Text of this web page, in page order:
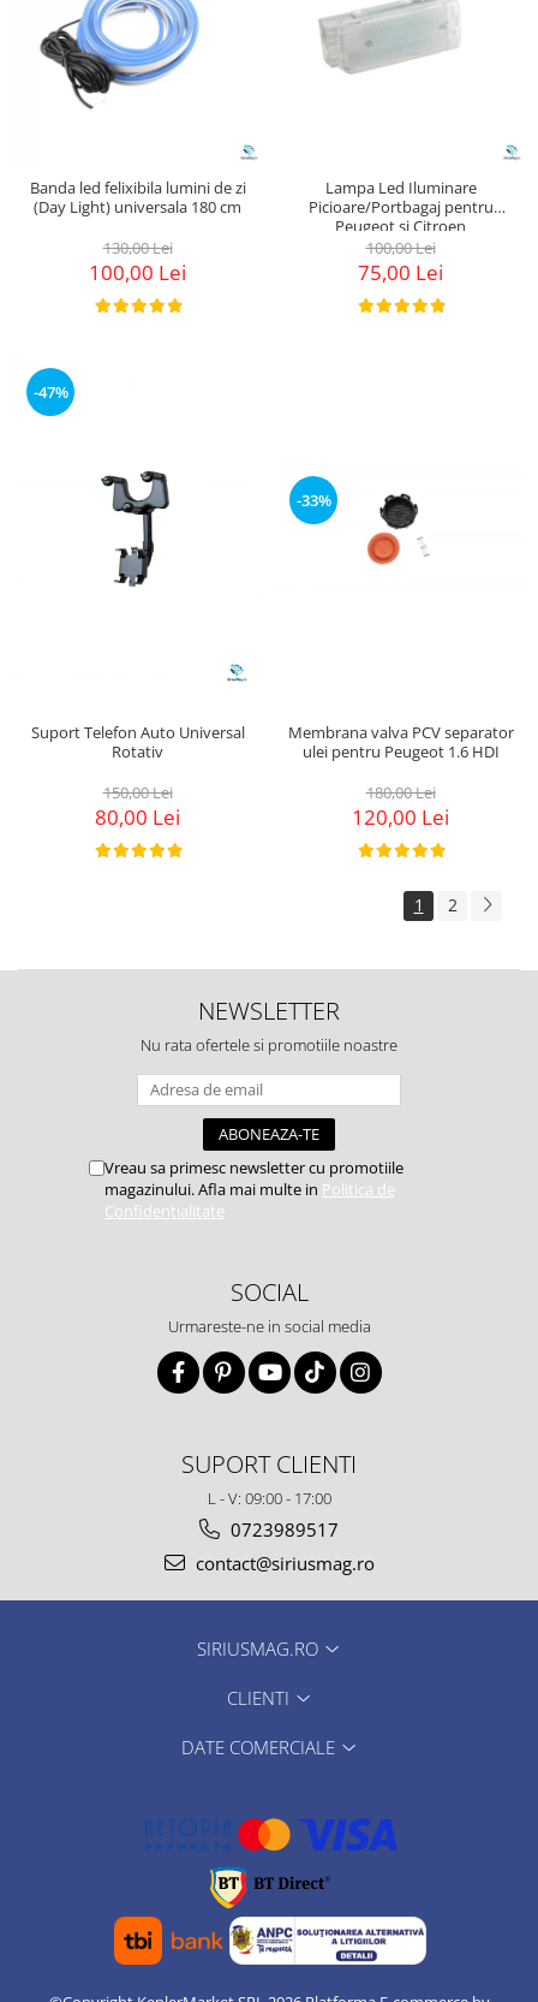
Banda led felixibila lumini de zi
(Day Light) universala 180 cm
130,00 Lei
100,00 Lei
Lampa Led Iluminare
Picioare/Portbagaj pentru
Peugeot si Citroen
100,00 Lei
75,00 Lei
-47%
Suport Telefon Auto Universal
Rotativ
150,00 Lei
80,00 Lei
-33%
Membrana valva PCV separator
ulei pentru Peugeot 1.6 HDI
180,00 Lei
120,00 Lei
1 2
NEWSLETTER
Nu rata ofertele si promotiile noastre
Vreau sa primesc newsletter cu promotiile
magazinului. Afla mai multe in Politica de
Confidentialitate
SOCIAL
Urmareste-ne in social media
SUPORT CLIENTI
L - V: 09:00 - 17:00
0723989517
contact@siriusmag.ro
SIRIUSMAG.RO
CLIENTI
DATE COMERCIALE